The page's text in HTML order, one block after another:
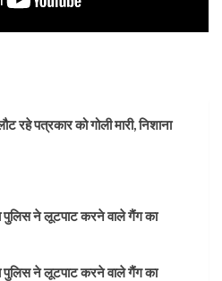
रहे पत्रकार को गोली मारी, निशाना
पुलिस ने लूटपाट करने वाले गैंग का
पुलिस ने लूटपाट करने वाले गैंग का